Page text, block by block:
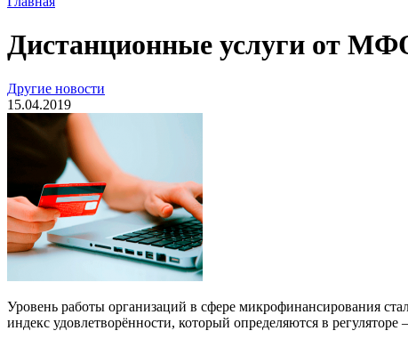
Дистанционные услуги от
Другие новости
15.04.2019
Уровень работы организаций в сфере микрофинансирования
индекс удовлетворённости, который определяются в